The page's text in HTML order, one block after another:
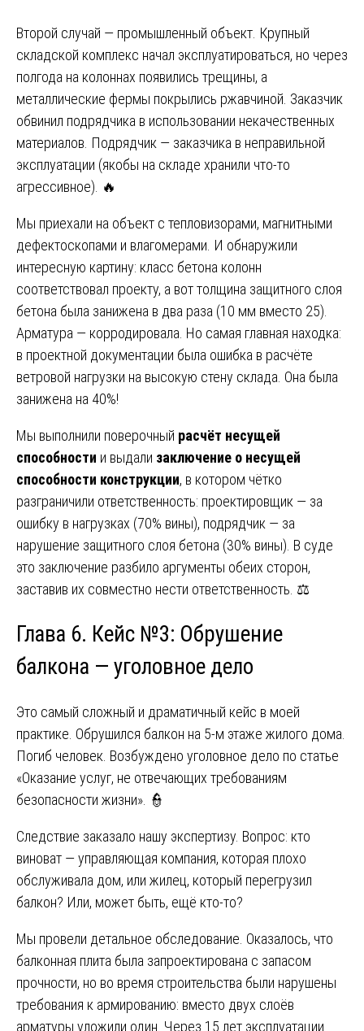
Второй случай — промышленный объект. Крупный
складской комплекс начал эксплуатироваться, но через
полгода на колоннах появились трещины, а
металлические фермы покрылись ржавчиной. Заказчик
обвинил подрядчика в использовании некачественных
материалов. Подрядчик — заказчика в неправильной
эксплуатации (якобы на складе хранили что-то
агрессивное). 🔥
Мы приехали на объект с тепловизорами, магнитными
дефектоскопами и влагомерами. И обнаружили
интересную картину: класс бетона колонн
соответствовал проекту, а вот толщина защитного слоя
бетона была занижена в два раза (10 мм вместо 25).
Арматура — корродировала. Но самая главная находка:
в проектной документации была ошибка в расчёте
ветровой нагрузки на высокую стену склада. Она была
занижена на 40%!
Мы выполнили поверочный расчёт несущей
способности и выдали заключение о несущей
способности конструкции, в котором чётко
разграничили ответственность: проектировщик — за
ошибку в нагрузках (70% вины), подрядчик — за
нарушение защитного слоя бетона (30% вины). В суде
это заключение разбило аргументы обеих сторон,
заставив их совместно нести ответственность. ⚖️
Глава 6. Кейс №3: Обрушение
балкона — уголовное дело
Это самый сложный и драматичный кейс в моей
практике. Обрушился балкон на 5-м этаже жилого дома.
Погиб человек. Возбуждено уголовное дело по статье
«Оказание услуг, не отвечающих требованиям
безопасности жизни». 👮
Следствие заказало нашу экспертизу. Вопрос: кто
виноват — управляющая компания, которая плохо
обслуживала дом, или жилец, который перегрузил
балкон? Или, может быть, ещё кто-то?
Мы провели детальное обследование. Оказалось, что
балконная плита была запроектирована с запасом
прочности, но во время строительства были нарушены
требования к армированию: вместо двух слоёв
арматуры уложили один. Через 15 лет эксплуатации